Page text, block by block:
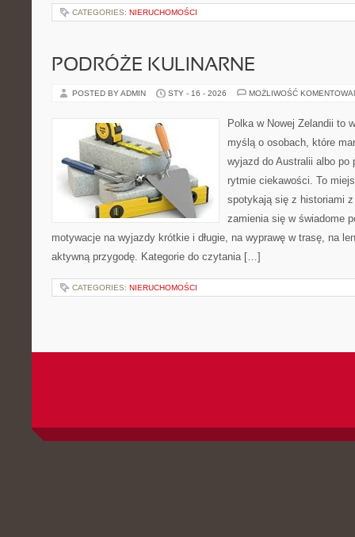
CATEGORIES: NIERUCHOMOŚCI
PODRÓŻE KULINARNE
POSTED BY ADMIN STY - 16 - 2026 MOŻLIWOŚĆ
Polka w Nowej Zelandii to
myślą o osobach, które
wyjazd do Australii albo po
rytmie ciekawości. To
spotykają się z historiami z
zamienia się w świadome
motywacje na wyjazdy krótkie i długie, na wyprawę w trasę, na
aktywną przygodę. Kategorie do czytania […]
CATEGORIES: NIERUCHOMOŚCI